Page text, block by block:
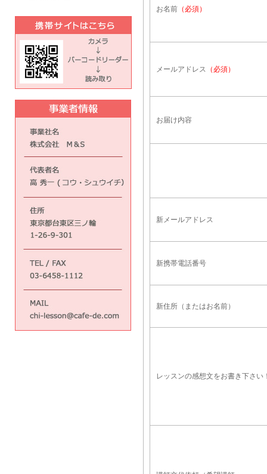
お名前 （必須）
メールアドレス （必須）
お届け内容
新メールアドレス
新携帯電話番号
新住所（またはお名前）
レッスンの感想文をお書き下さい